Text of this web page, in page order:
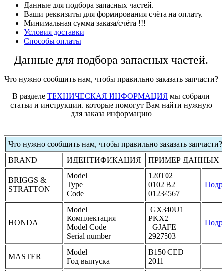
Данные для подбора запасных частей.
Ваши реквизиты для формирования счёта на оплату.
Минимальная сумма заказа/счёта !!!
Условия доставки
Способы оплаты
Данные для подбора запасных частей.
Что нужно сообщить нам, чтобы правильно заказать запчасти?
В разделе ТЕХНИЧЕСКАЯ ИНФОРМАЦИЯ мы собрали
статьи и инструкции, которые помогут Вам найти нужную
для заказа информацию
Что нужно сообщить нам, чтобы правильно заказать запчасти?
BRAND
ИДЕНТИФИКАЦИЯ ПРИМЕР ДАННЫХ
BRIGGS &
STRATTON
Model
Type
Code
120T02
0102 B2
01234567
HONDA
Model
Комплектация
Model Code
Serial number
GX340U1
PKX2
GJAFE
2927503
MASTER
Model
Год выпуска
B150 CED
2011